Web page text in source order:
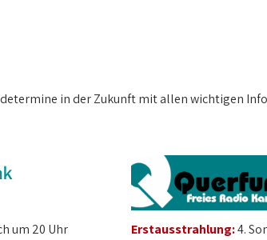
in der Zukunft mit allen wichtigen
um 20 Uhr
Erstausstrahlung:4.